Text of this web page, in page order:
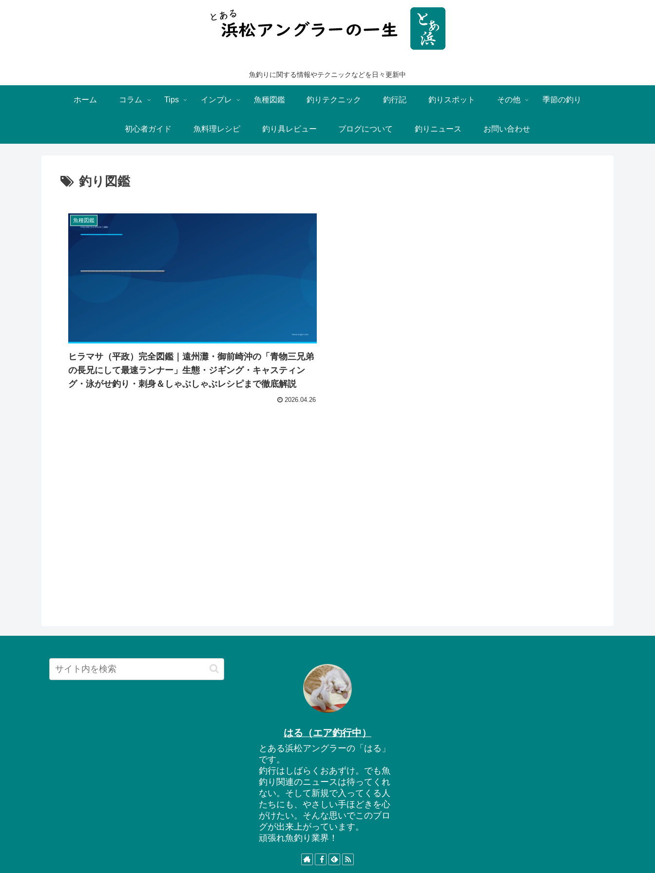
魚釣りに関する情報やテクニックなどを日々更新中
ホーム コラム Tips インプレ 魚種図鑑 釣りテクニック 釣行記 釣りスポット その他 季節の釣り
初心者ガイド 魚料理レシピ 釣り具レビュー ブログについて 釣りニュース お問い合わせ
釣り図鑑
魚種図鑑
ヒラマサ（平政）完全図鑑｜遠州灘・御前崎沖の「青物三兄弟
の長兄にして最速ランナー」生態・ジギング・キャスティン
グ・泳がせ釣り・刺身＆しゃぶしゃぶレシピまで徹底解説
2026.04.26
はる（エア釣行中）
とある浜松アングラーの「はる」
です。
釣行はしばらくおあずけ。でも魚
釣り関連のニュースは待ってくれ
ない。そして新規で入ってくる人
たちにも、やさしい手ほどきを心
がけたい。そんな思いでこのブロ
グが出来上がっています。
頑張れ魚釣り業界！